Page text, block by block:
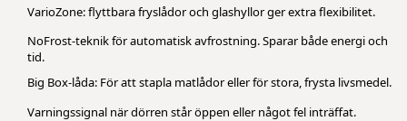
VarioZone: flyttbara fryslådor och glashyllor ger extra flexibilitet.
NoFrost-teknik för automatisk avfrostning. Sparar både energi och
tid.
Big Box-låda: För att stapla matlådor eller för stora, frysta livsmedel.
Varningssignal när dörren står öppen eller något fel inträffat.